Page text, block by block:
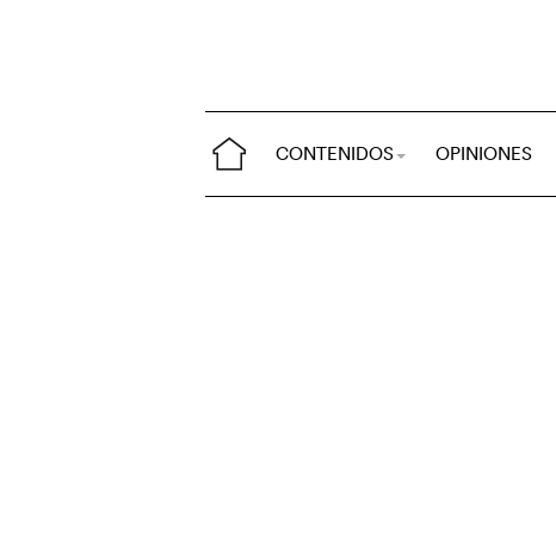
CONTENIDOS OPINIONES